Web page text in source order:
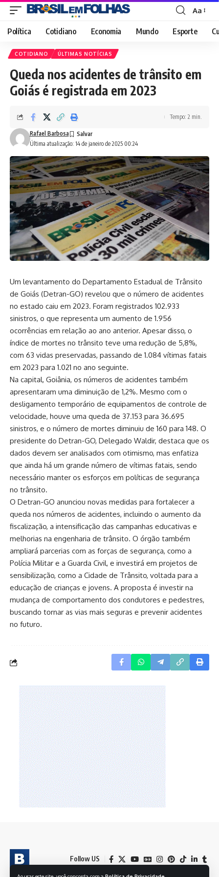
Font
Resizer
Aa
Política Cotidiano Economia Mundo Esporte
COTIDIANO ÚLTIMAS NOTÍCIAS
Queda nos acidentes de trânsito em
Goiás é registrada em 2023
Última atualização: 14 de janeiro de 2025 00:24
Rafael Barbosa
Tempo: 2 min.
Um levantamento do Departamento Estadual de Trânsito
de Goiás (Detran-GO) revelou que o número de acidentes
no estado caiu em 2023. Foram registrados 102.933
sinistros, o que representa um aumento de 1.956
ocorrências em relação ao ano anterior. Apesar disso, o
índice de mortes no trânsito teve uma redução de 5,8%,
com 63 vidas preservadas, passando de 1.084 vítimas fatais
em 2023 para 1.021 no ano seguinte.
Na capital, Goiânia, os números de acidentes também
apresentaram uma diminuição de 1,2%. Mesmo com o
desligamento temporário de equipamentos de controle de
velocidade, houve uma queda de 37.153 para 36.695
sinistros, e o número de mortes diminuiu de 160 para 148. O
presidente do Detran-GO, Delegado Waldir, destaca que os
dados devem ser analisados com otimismo, mas enfatiza
que ainda há um grande número de vítimas fatais, sendo
necessário manter os esforços em políticas de segurança
no trânsito.
O Detran-GO anunciou novas medidas para fortalecer a
queda nos números de acidentes, incluindo o aumento da
fiscalização, a intensificação das campanhas educativas e
melhorias na engenharia de trânsito. O órgão também
ampliará parcerias com as forças de segurança, como a
Polícia Militar e a Guarda Civil, e investirá em projetos de
sensibilização, como a Cidade de Trânsito, voltada para a
educação de crianças e jovens. A proposta é investir na
mudança de comportamento dos condutores e pedestres,
buscando tornar as vias mais seguras e prevenir acidentes
no futuro.
Follow US